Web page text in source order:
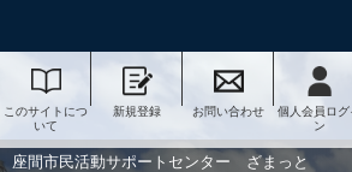
このサイトにつ
いて
新規登録 お問い合わせ
個人会員ログ
ン
座間市民活動サポートセンター ざまっと